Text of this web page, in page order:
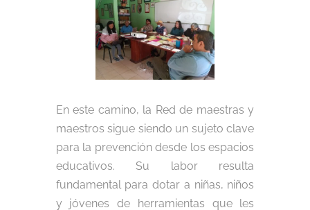
En este camino, la Red de maestras y
maestros sigue siendo un sujeto clave
para la prevención desde los espacios
educativos. Su labor resulta
fundamental para dotar a niñas, niños
y jóvenes de herramientas que les